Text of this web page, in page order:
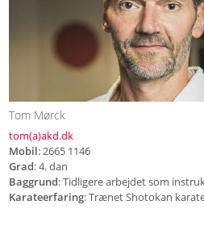
Tom Mørck
tom(a)akd.dk
Mobil: 2665 1146
Grad: 4. dan
Baggrund: Tidligere arbejdet som
Karateerfaring: Trænet Shotokan